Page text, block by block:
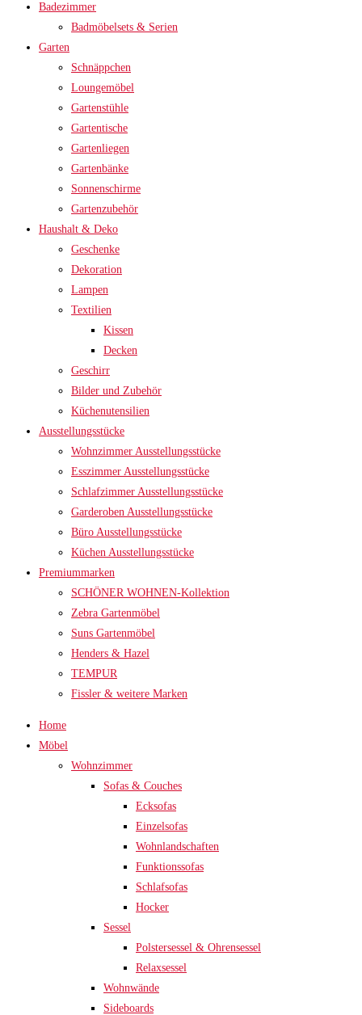
Badezimmer
Badmöbelsets & Serien
Garten
Schnäppchen
Loungemöbel
Gartenstühle
Gartentische
Gartenliegen
Gartenbänke
Sonnenschirme
Gartenzubehör
Haushalt & Deko
Geschenke
Dekoration
Lampen
Textilien
Kissen
Decken
Geschirr
Bilder und Zubehör
Küchenutensilien
Ausstellungsstücke
Wohnzimmer Ausstellungsstücke
Esszimmer Ausstellungsstücke
Schlafzimmer Ausstellungsstücke
Garderoben Ausstellungsstücke
Büro Ausstellungsstücke
Küchen Ausstellungsstücke
Premiummarken
SCHÖNER WOHNEN-Kollektion
Zebra Gartenmöbel
Suns Gartenmöbel
Henders & Hazel
TEMPUR
Fissler & weitere Marken
Home
Möbel
Wohnzimmer
Sofas & Couches
Ecksofas
Einzelsofas
Wohnlandschaften
Funktionssofas
Schlafsofas
Hocker
Sessel
Polstersessel & Ohrensessel
Relaxsessel
Wohnwände
Sideboards